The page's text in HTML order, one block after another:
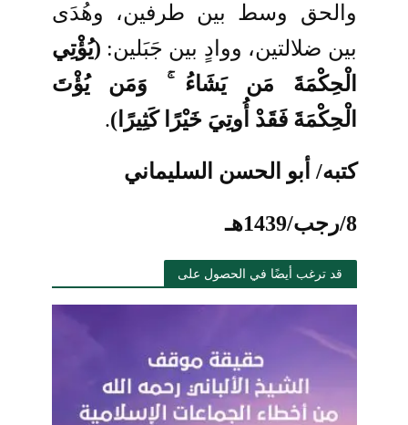
والحق وسط بين طرفين، وهُدَى
بين ضلالتين، ووادٍ بين جَبَلين: (يُؤْتِي
الْحِكْمَةَ مَن يَشَاءُ ۚ وَمَن يُؤْتَ
الْحِكْمَةَ فَقَدْ أُوتِيَ خَيْرًا كَثِيرًا).
كتبه/ أبو الحسن السليماني
8/رجب/1439هـ
قد ترغب أيضًا في الحصول على